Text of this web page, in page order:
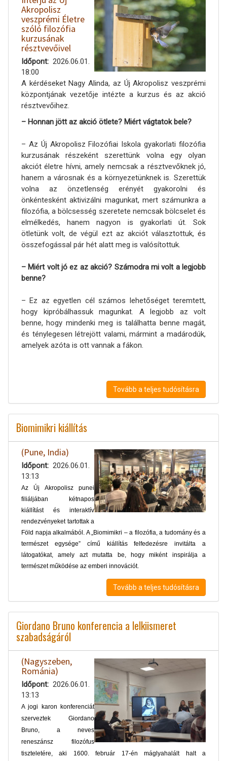
Akropolisz
veszprémi Életre
szóló filozófia
kurzusának
résztvevőivel
Időpont
2026.06.01.
18:00
A kérdéseket Nagy Alinda, az Új Akropolisz veszprémi
központjának vezetője intézte a kurzus és az akció
résztvevőihez.
– Honnan jött az akció ötlete? Miért vágtatok bele?
– Az Új Akropolisz Filozófiai Iskola gyakorlati filozófia
kurzusának részeként szerettünk volna egy olyan
akciót életre hívni, amely nemcsak a résztvevőknek jó,
hanem a városnak és a környezetünknek is. Szerettük
volna az önzetlenség erényét gyakorolni és
önkéntesként aktivizálni magunkat, mert számunkra a
filozófia, a bölcsesség szeretete nemcsak bölcselet és
elmélkedés, hanem nagyon is gyakorlati út. Sok
ötletünk volt, de végül ezt az akciót választottuk, és
összefogással pár hét alatt meg is valósítottuk.
– Miért volt jó ez az akció? Számodra mi volt a legjobb
benne?
– Ez az egyetlen cél számos lehetőséget teremtett,
hogy kipróbálhassuk magunkat. A legjobb az volt
benne, hogy mindenki meg is találhatta benne magát,
és ténylegesen létrejött valami, mármint a madárodúk,
amelyek azóta is ott vannak a fákon.
Tovább a teljes tudósításra
Biomimikri kiállítás
(Pune, India)
Időpont
2026.06.01.
13:13
Az Új Akropolisz punei
filiáljában kétnapos
kiállítást és interaktív
rendezvényeket tartottak a
Föld napja alkalmából. A „Biomimikri – a filozófia, a tudomány és a
természet egysége” című kiállítás felfedezésre invitálta a
látogatókat, amely azt mutatta be, hogy miként inspirálja a
természet működése az emberi innovációt.
Tovább a teljes tudósításra
Giordano Bruno konferencia a lelkiismeret
szabadságáról
(Nagyszeben,
Románia)
Időpont
2026.06.01.
13:13
A jogi karon konferenciát
szerveztek Giordano
Bruno, a neves
reneszánsz filozófus
tiszteletére, aki 1600. február 17-én máglyahalált halt a